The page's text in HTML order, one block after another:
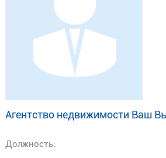
Агентство недвижимости Ваш
Должность: